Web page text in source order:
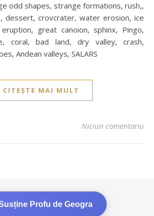
odd shapes, strange formations, rush,,
dessert, crovcrater, water erosion, ice
great canoion, sphinx, Pingo,
coral, bad land, dry valley, crash,
Andean valleys, SALARS
CITEȘTE MAI MULT
Niciun comentariu
Profu de Geogra